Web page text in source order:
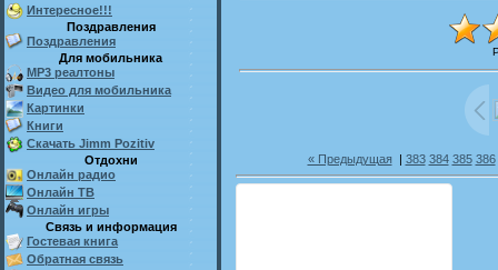
Интересное!!!
Поздравления
Поздравления
Для мобильника
MP3 реалтоны
Видео для мобильника
Картинки
Книги
Скачать Jimm Pozitiv
Отдохни
Онлайн радио
Онлайн ТВ
Онлайн игры
Связь и информация
Гостевая книга
Обратная связь
« Предыдущая| 383 384 385 386